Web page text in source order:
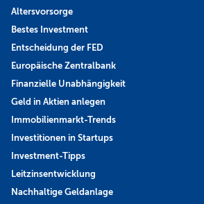
Altersvorsorge
Bestes Investment
Entscheidung der FED
Europäische Zentralbank
Finanzielle Unabhängigkeit
Geld in Aktien anlegen
Immobilienmarkt-Trends
Investitionen in Startups
Investment-Tipps
Leitzinsentwicklung
Nachhaltige Geldanlage